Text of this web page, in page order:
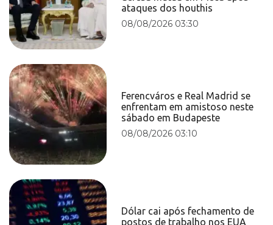
ataques dos houthis
08/08/2026 03:30
Ferencváros e Real Madrid se
enfrentam em amistoso neste
sábado em Budapeste
08/08/2026 03:10
Dólar cai após fechamento de
postos de trabalho nos EUA